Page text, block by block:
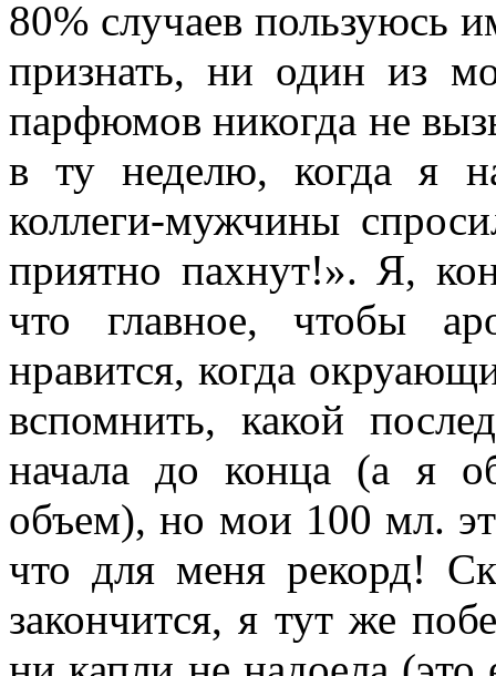
80% случаев пользуюсь
признать, ни один из
парфюмов никогда не
в ту неделю, когда я
коллеги-мужчины
приятно пахнут!». Я,
что главное, чтобы
нравится, когда
вспомнить, какой
начала до конца (а я
объем), но мои 100 мл.
что для меня рекорд!
закончится, я тут же